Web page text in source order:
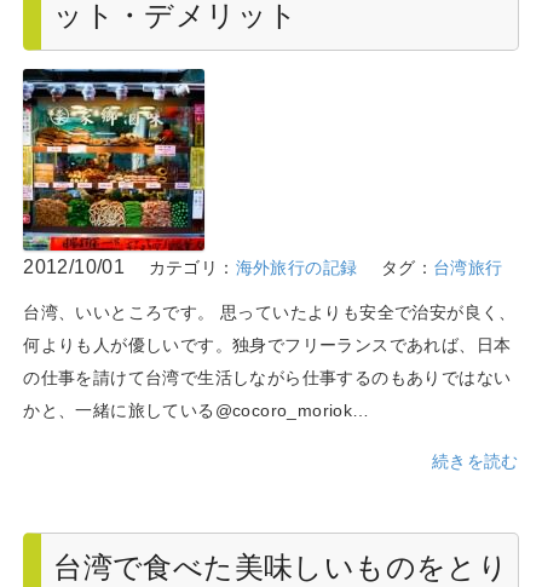
ット・デメリット
2012/10/01 カテゴリ： 海外旅行の記録 タグ： 台湾旅行
台湾、いいところです。 思っていたよりも安全で治安が良く、
何よりも人が優しいです。独身でフリーランスであれば、日本
の仕事を請けて台湾で生活しながら仕事するのもありではない
かと、一緒に旅している@cocoro_moriok…
続きを読む
台湾で食べた美味しいものをとり